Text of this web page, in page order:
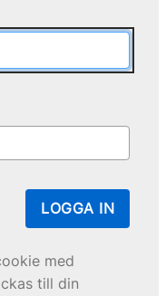
LOGGA IN
med
till din